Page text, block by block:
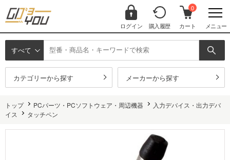
ログイン 購入履歴
0
カート メニュー
すべて
カテゴリーから探す メーカーから探す
トップ PCパーツ・PCソフトウェア・周辺機器
入力デバイス・出力デバ
イス
タッチペン